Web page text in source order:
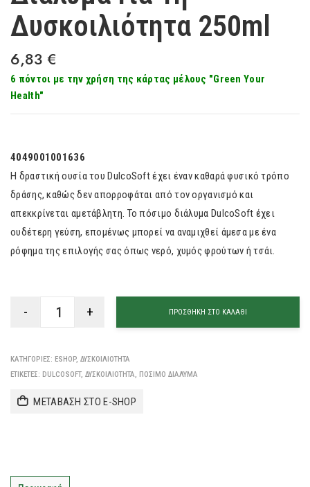
Δυσκοιλιότητα 250ml
6,83 €
4049001001636
Η δραστική ουσία του DulcoSoft έχει έναν καθαρά φυσικό τρόπο
δράσης, καθώς δεν απορροφάται από τον οργανισμό και
απεκκρίνεται αμετάβλητη. Το πόσιμο διάλυμα DulcoSoft έχει
ουδέτερη γεύση, επομένως μπορεί να αναμιχθεί άμεσα με ένα
ρόφημα της επιλογής σας όπως νερό, χυμός φρούτων ή τσάι.
6 πόντοι με την χρήση της κάρτας μέλους "Green Your
Health"
ΠΡΟΣΘΉΚΗ ΣΤΟ ΚΑΛΆΘΙ
ΚΑΤΗΓΟΡΊΕΣ: ESHOP, ΔΥΣΚΟΙΛΙΌΤΗΤΑ
ΕΤΙΚΈΤΕΣ: DULCOSOFT, ΔΥΣΚΟΙΛΙΌΤΗΤΑ, ΠΟΣΙΜΟ ΔΙΆΛΥΜΑ
ΜΕΤΑΒΑΣΗ ΣΤΟ E-SHOP